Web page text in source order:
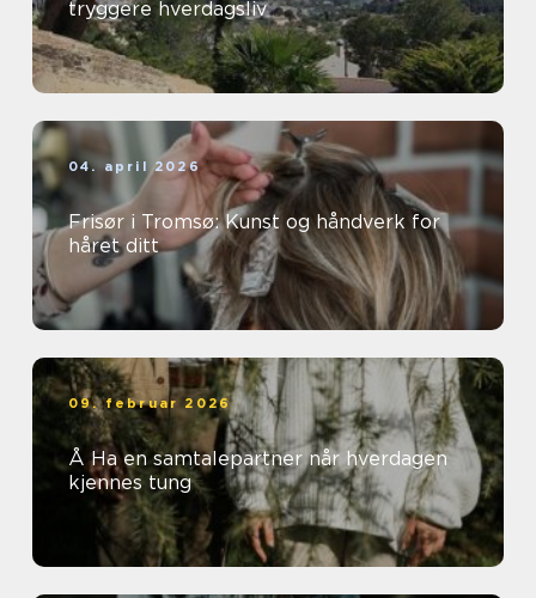
tryggere hverdagsliv
04. april 2026
Frisør i Tromsø: Kunst og håndverk for
håret ditt
09. februar 2026
Å Ha en samtalepartner når hverdagen
kjennes tung